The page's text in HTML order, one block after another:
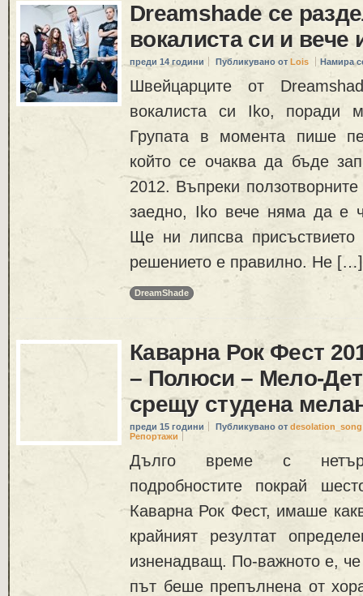
Dreamshade се
вокалиста си и вече
преди 14 години Публикувано от Lois Намира
Швейцарците от
вокалиста си Iko, поради
Групата в момента пише
който се очаква да бъде
2012. Въпреки
заедно, Iko вече няма да е
Ще ни липсва
решението е правилно. Не […]
DreamShade
Каварна Рок Фест
– Полюси – Мело-
срещу студена
преди 15 години Публикувано от desolation_song
Репортажи
Дълго време с
подробностите покрай
Каварна Рок Фест, имаше
крайният резултат
изненадващ. По-важното е,
път беше препълнена от